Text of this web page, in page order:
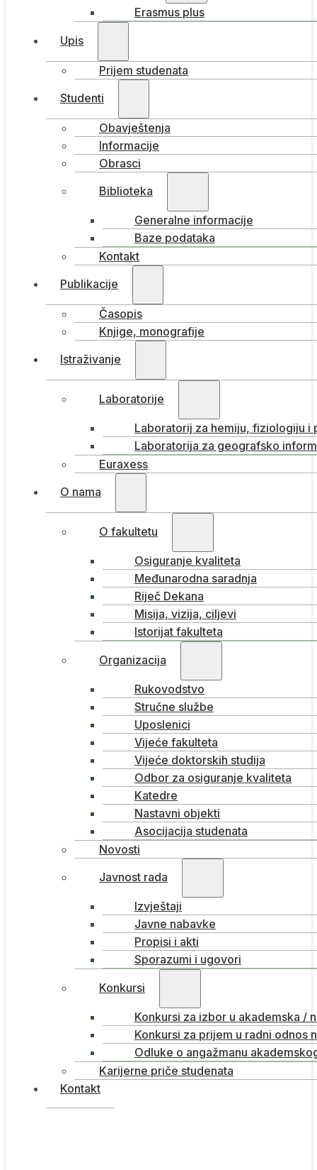
Erasmus plus
Upis
Prijem studenata
Studenti
Obavještenja
Informacije
Obrasci
Biblioteka
Generalne informacije
Baze podataka
Kontakt
Publikacije
Časopis
Knjige, monografije
Istraživanje
Laboratorije
Laboratorij za hemiju, fiziologiju i
Laboratorija za geografsko
Euraxess
O nama
O fakultetu
Osiguranje kvaliteta
Međunarodna saradnja
Riječ Dekana
Misija, vizija, ciljevi
Istorijat fakulteta
Organizacija
Rukovodstvo
Stručne službe
Uposlenici
Vijeće fakulteta
Vijeće doktorskih studija
Odbor za osiguranje kvaliteta
Katedre
Nastavni objekti
Asocijacija studenata
Novosti
Javnost rada
Izvještaji
Javne nabavke
Propisi i akti
Sporazumi i ugovori
Konkursi
Konkursi za izbor u akademska /
Konkursi za prijem u radni odnos
Odluke o angažmanu
Karijerne priče studenata
Kontakt